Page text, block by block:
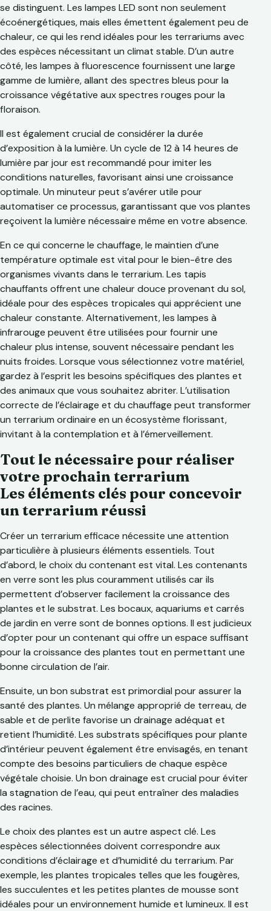
se distinguent. Les lampes LED sont non seulement
écoénergétiques, mais elles émettent également peu de
chaleur, ce qui les rend idéales pour les terrariums avec
des espèces nécessitant un climat stable. D’un autre
côté, les lampes à fluorescence fournissent une large
gamme de lumière, allant des spectres bleus pour la
croissance végétative aux spectres rouges pour la
floraison.
Il est également crucial de considérer la durée
d’exposition à la lumière. Un cycle de 12 à 14 heures de
lumière par jour est recommandé pour imiter les
conditions naturelles, favorisant ainsi une croissance
optimale. Un minuteur peut s’avérer utile pour
automatiser ce processus, garantissant que vos plantes
reçoivent la lumière nécessaire même en votre absence.
En ce qui concerne le chauffage, le maintien d’une
température optimale est vital pour le bien-être des
organismes vivants dans le terrarium. Les tapis
chauffants offrent une chaleur douce provenant du sol,
idéale pour des espèces tropicales qui apprécient une
chaleur constante. Alternativement, les lampes à
infrarouge peuvent être utilisées pour fournir une
chaleur plus intense, souvent nécessaire pendant les
nuits froides. Lorsque vous sélectionnez votre matériel,
gardez à l’esprit les besoins spécifiques des plantes et
des animaux que vous souhaitez abriter. L’utilisation
correcte de l’éclairage et du chauffage peut transformer
un terrarium ordinaire en un écosystème florissant,
invitant à la contemplation et à l’émerveillement.
Tout le nécessaire pour réaliser
votre prochain terrarium
Les éléments clés pour concevoir
un terrarium réussi
Créer un terrarium efficace nécessite une attention
particulière à plusieurs éléments essentiels. Tout
d’abord, le choix du contenant est vital. Les contenants
en verre sont les plus couramment utilisés car ils
permettent d’observer facilement la croissance des
plantes et le substrat. Les bocaux, aquariums et carrés
de jardin en verre sont de bonnes options. Il est judicieux
d’opter pour un contenant qui offre un espace suffisant
pour la croissance des plantes tout en permettant une
bonne circulation de l’air.
Ensuite, un bon substrat est primordial pour assurer la
santé des plantes. Un mélange approprié de terreau, de
sable et de perlite favorise un drainage adéquat et
retient l’humidité. Les substrats spécifiques pour plante
d’intérieur peuvent également être envisagés, en tenant
compte des besoins particuliers de chaque espèce
végétale choisie. Un bon drainage est crucial pour éviter
la stagnation de l’eau, qui peut entraîner des maladies
des racines.
Le choix des plantes est un autre aspect clé. Les
espèces sélectionnées doivent correspondre aux
conditions d’éclairage et d’humidité du terrarium. Par
exemple, les plantes tropicales telles que les fougères,
les succulentes et les petites plantes de mousse sont
idéales pour un environnement humide et lumineux. Il est